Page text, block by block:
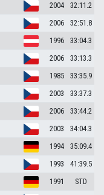
2004
32:11.2
2006
32:51.8
1996
33:04.3
2006
33:13.3
1985
33:35.9
2003
33:37.3
2006
33:44.2
2003
34:04.3
1994
35:09.4
1993
41:39.5
1991
STD